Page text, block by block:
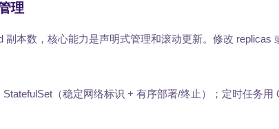
理
副本数，核心能力是声明式管理和滚动更新。修改 replicas
（稳定网络标识 + 有序部署/终止）；定时任务用